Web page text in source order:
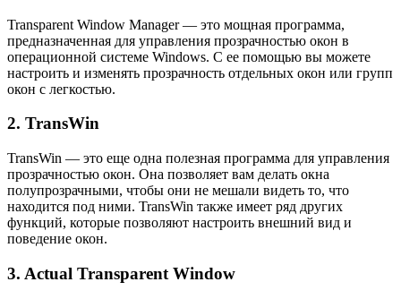
Transparent Window Manager — это мощная программа,
предназначенная для управления прозрачностью окон в
операционной системе Windows. С ее помощью вы можете
настроить и изменять прозрачность отдельных окон или групп
окон с легкостью.
2. TransWin
TransWin — это еще одна полезная программа для управления
прозрачностью окон. Она позволяет вам делать окна
полупрозрачными, чтобы они не мешали видеть то, что
находится под ними. TransWin также имеет ряд других
функций, которые позволяют настроить внешний вид и
поведение окон.
3. Actual Transparent Window